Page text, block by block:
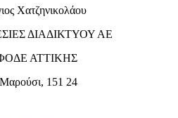
Χατζηνικολάου
ΔΙΑΔΙΚΤΥΟΥ ΑΕ
ΑΤΤΙΚΗΣ
151 24